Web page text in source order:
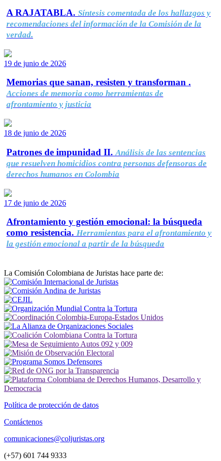
A RAJATABLA. Síntesis comentada de los hallazgos y
recomendaciones del información de la Comisión de la
verdad.
19 de junio de 2026
Memorias que sanan, resisten y transforman .
Acciones de memoria como herramientas de
afrontamiento y justicia
18 de junio de 2026
Patrones de impunidad II. Análisis de las sentencias
que resuelven homicidios contra personas defensoras de
derechos humanos en Colombia
17 de junio de 2026
Afrontamiento y gestión emocional: la búsqueda
como resistencia. Herramientas para el afrontamiento y
la gestión emocional a partir de la búsqueda
La Comisión Colombiana de Juristas hace parte de:
Política de protección de datos
Contáctenos
comunicaciones@coljuristas.org
(+57) 601 744 9333